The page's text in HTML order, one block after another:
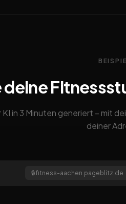
deine
KI in 3 Minuten generiert – mit
deiner
🔒fitness-aachen.pageblitz.de